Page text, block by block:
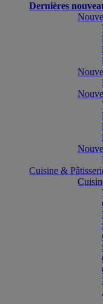
Dernières
Cuisine &